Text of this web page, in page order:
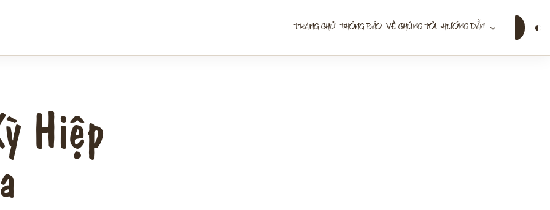
TRANG CHỦ THÔNG BÁO VỀ CHÚNG TÔI HƯỚNG DẪN
kiếm
◐
Hiệp